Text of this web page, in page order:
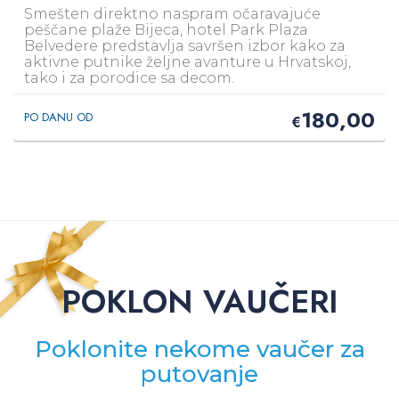
Smešten direktno naspram očaravajuće
peščane plaže Bijeca, hotel Park Plaza
Belvedere predstavlja savršen izbor kako za
aktivne putnike željne avanture u Hrvatskoj,
tako i za porodice sa decom.
PO DANU OD €180,00
POKLON VAUČERI
Poklonite nekome vaučer za
putovanje